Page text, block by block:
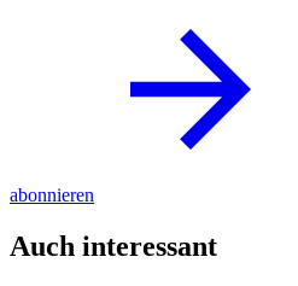
abonnieren
Auch interessant